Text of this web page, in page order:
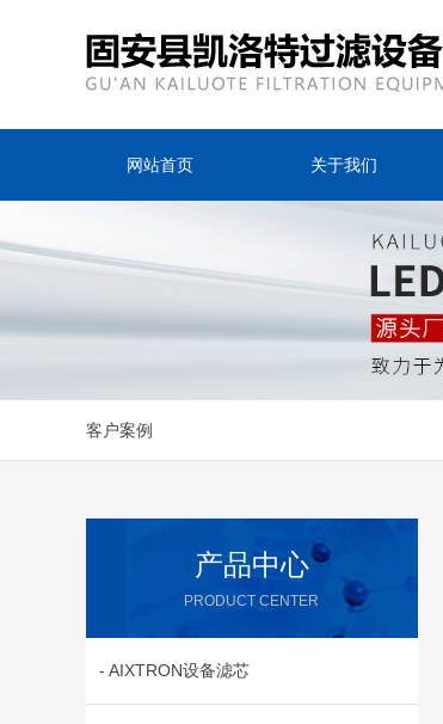
网站首页 关于我们
客户案例
产品中心
PRODUCT CENTER
- AIXTRON设备滤芯